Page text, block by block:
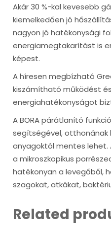
Akár 30 %-kal kevesebb
kiemelkedően jó
nagyon jó hatékonysági
energiamegtakarítást is
képest.
A híresen megbízható
kiszámítható működést
energiahatékonyságot
A BORA párátlanító
segítségével, otthonának
anyagoktól mentes lehet.
a mikroszkopikus
hatékonyan a levegőből,
szagokat, atkákat,
Related